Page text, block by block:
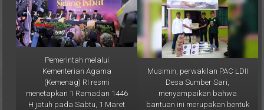
Pemerintah melalui
Kementerian Agama
(Kemenag) RI resmi
menetapkan 1 Ramadan 1446
H jatuh pada Sabtu, 1 Maret
Musimin, perwakilan PAC LDII
Desa Sumber Sari,
menyampaikan bahwa
bantuan ini merupakan bentuk